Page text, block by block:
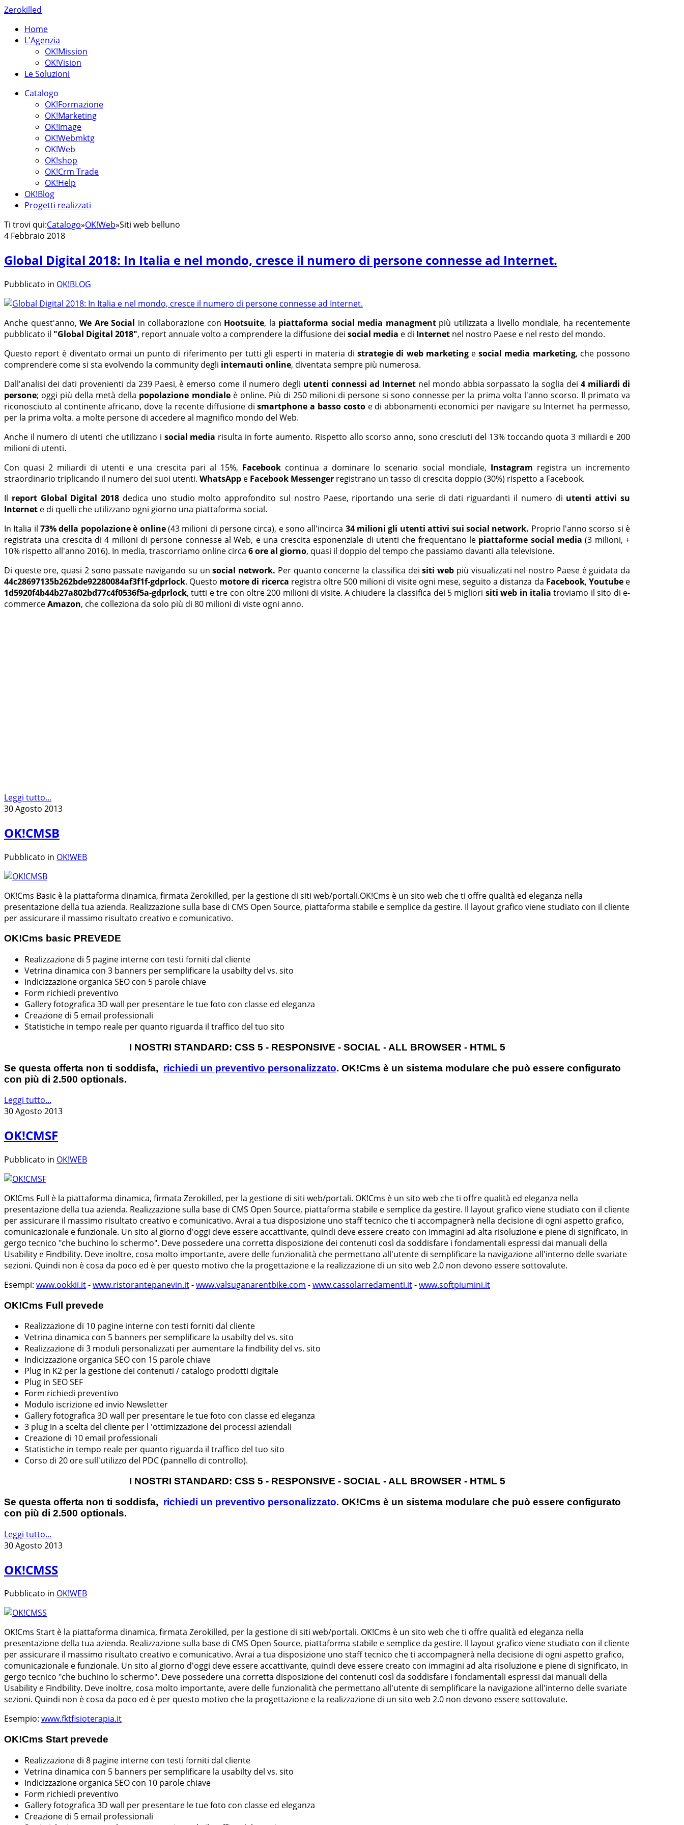
Zerokilled
Home
L'Agenzia
OK!Mission
OK!Vision
Le Soluzioni
Catalogo
OK!Formazione
OK!Marketing
OK!Image
OK!Webmktg
OK!Web
OK!shop
OK!Crm Trade
OK!Help
OK!Blog
Progetti realizzati
Ti trovi qui:Catalogo»OK!Web»Siti web belluno
4 Febbraio 2018
Global Digital 2018: In Italia e nel mondo, cresce il numero di persone connesse ad Internet.
Pubblicato in OK!BLOG
Anche quest'anno, We Are Social in collaborazione con Hootsuite, la piattaforma social media managmentpiù utilizzata a livello mondiale, ha recentemente
pubblicato il "Global Digital 2018", report annuale volto a comprendere la diffusione dei social media e di Internet nel nostro Paese e nel resto del mondo.
Questo report è diventato ormai un punto di riferimento per tutti gli esperti in materia distrategie di web marketingesocial media marketing, che possono
comprendere come si sta evolvendo la community degli internauti online, diventata sempre più numerosa.
Dall'analisi dei dati provenienti da 239 Paesi, è emerso come il numero degli utenti connessi ad Internetnel mondo abbia sorpassato la soglia dei4 miliardi di
persone; oggi più della metà della popolazione mondialeè online. Più di 250 milioni di persone si sono connesse per la prima volta l'anno scorso. Il primato va
riconosciuto al continente africano, dove la recente diffusione dismartphone a basso costoe di abbonamenti economici per navigare su Internet ha permesso,
per la prima volta. a molte persone di accedere al magnifico mondo del Web.
Anche il numero di utenti che utilizzano i social media risulta in forte aumento. Rispetto allo scorso anno, sono cresciuti del 13% toccando quota 3 miliardi e 200
milioni di utenti.
Con quasi 2 miliardi di utenti e una crescita pari al 15%, Facebook continua a dominare lo scenario social mondiale, Instagram registra un incremento
straordinario triplicando il numero dei suoi utenti. WhatsApp e Facebook Messenger registrano un tasso di crescita doppio (30%) rispetto a Facebook.
Il report Global Digital 2018 dedica uno studio molto approfondito sul nostro Paese, riportando una serie di dati riguardanti il numero di utenti attivi su
Internet e di quelli che utilizzano ogni giorno una piattaforma social.
In Italia il73% della popolazione è online(43 milioni di persone circa), e sono all'incirca 34 milioni gli utenti attivi sui social network. Proprio l'anno scorso si è
registrata una crescita di 4 milioni di persone connesse al Web, e una crescita esponenziale di utenti che frequentano le piattaforme social media (3 milioni, +
10% rispetto all'anno 2016). In media, trascorriamo online circa 6 ore al giorno, quasi il doppio del tempo che passiamo davanti alla televisione.
Di queste ore, quasi 2 sono passate navigando su unsocial network. Per quanto concerne la classifica deisiti web più visualizzati nel nostro Paese è guidata da
44c28697135b262bde92280084af3f1f-gdprlock. Questo motore di ricerca registra oltre 500 milioni di visite ogni mese, seguito a distanza da Facebook, Youtubee
1d5920f4b44b27a802bd77c4f0536f5a-gdprlock, tutti e tre con oltre 200 milioni di visite. A chiudere la classifica dei 5 migliori siti web in italia troviamo il sito di e-
commerceAmazon, che colleziona da solo più di 80 milioni di viste ogni anno.
Leggi tutto...
30 Agosto 2013
OK!CMSB
Pubblicato in OK!WEB
OK!Cms Basic è la piattaforma dinamica, firmata Zerokilled, per la gestione di siti web/portali.OK!Cms è un sito web che ti offre qualità ed eleganza nella
presentazione della tua azienda. Realizzazione sulla base di CMS Open Source, piattaforma stabile e semplice da gestire. Il layout grafico viene studiato con il cliente
per assicurare il massimo risultato creativo e comunicativo.
OK!Cms basic PREVEDE
Realizzazione di 5 pagine interne con testi forniti dal cliente
Vetrina dinamica con 3 banners per semplificare la usabilty del vs. sito
Indicizzazione organica SEO con 5 parole chiave
Form richiedi preventivo
Gallery fotografica 3D wall per presentare le tue foto con classe ed eleganza
Creazione di 5 email professionali
Statistiche in tempo reale per quanto riguarda il traffico del tuo sito
I NOSTRI STANDARD: CSS 5 - RESPONSIVE - SOCIAL - ALL BROWSER - HTML 5
Se questa offerta non ti soddisfa, richiedi un preventivo personalizzato. OK!Cms è un sistema modulare che può essere configurato
con più di 2.500 optionals.
Leggi tutto...
30 Agosto 2013
OK!CMSF
Pubblicato in OK!WEB
OK!Cms Full è la piattaforma dinamica, firmata Zerokilled, per la gestione di siti web/portali. OK!Cms è un sito web che ti offre qualità ed eleganza nella
presentazione della tua azienda. Realizzazione sulla base di CMS Open Source, piattaforma stabile e semplice da gestire. Il layout grafico viene studiato con il cliente
per assicurare il massimo risultato creativo e comunicativo. Avrai a tua disposizione uno staff tecnico che ti accompagnerà nella decisione di ogni aspetto grafico,
comunicazionale e funzionale. Un sito al giorno d'oggi deve essere accattivante, quindi deve essere creato con immagini ad alta risoluzione e piene di significato, in
gergo tecnico "che buchino lo schermo". Deve possedere una corretta disposizione dei contenuti così da soddisfare i fondamentali espressi dai manuali della
Usability e Findbility. Deve inoltre, cosa molto importante, avere delle funzionalità che permettano all'utente di semplificare la navigazione all'interno delle svariate
sezioni. Quindi non è cosa da poco ed è per questo motivo che la progettazione e la realizzazione di un sito web 2.0 non devono essere sottovalute.
Esempi: www.ookkii.it-www.ristorantepanevin.it-www.valsuganarentbike.com -www.cassolarredamenti.it-www.softpiumini.it
OK!Cms Full prevede
Realizzazione di 10 pagine interne con testi forniti dal cliente
Vetrina dinamica con 5 banners per semplificare la usabilty del vs. sito
Realizzazione di 3 moduli personalizzati per aumentare la findbility del vs. sito
Indicizzazione organica SEO con 15 parole chiave
Plug in K2 per la gestione dei contenuti / catalogo prodotti digitale
Plug in SEO SEF
Form richiedi preventivo
Modulo iscrizione ed invio Newsletter
Gallery fotografica 3D wall per presentare le tue foto con classe ed eleganza
3 plug in a scelta del cliente per l 'ottimizzazione dei processi aziendali
Creazione di 10 email professionali
Statistiche in tempo reale per quanto riguarda il traffico del tuo sito
Corso di 20 ore sull'utilizzo del PDC (pannello di controllo).
I NOSTRI STANDARD: CSS 5 - RESPONSIVE - SOCIAL - ALL BROWSER - HTML 5
Se questa offerta non ti soddisfa, richiedi un preventivo personalizzato. OK!Cms è un sistema modulare che può essere configurato
con più di 2.500 optionals.
Leggi tutto...
30 Agosto 2013
OK!CMSS
Pubblicato in OK!WEB
OK!Cms Start è la piattaforma dinamica, firmata Zerokilled, per la gestione di siti web/portali. OK!Cms è un sito web che ti offre qualità ed eleganza nella
presentazione della tua azienda. Realizzazione sulla base di CMS Open Source, piattaforma stabile e semplice da gestire. Il layout grafico viene studiato con il cliente
per assicurare il massimo risultato creativo e comunicativo. Avrai a tua disposizione uno staff tecnico che ti accompagnerà nella decisione di ogni aspetto grafico,
comunicazionale e funzionale. Un sito al giorno d'oggi deve essere accattivante, quindi deve essere creato con immagini ad alta risoluzione e piene di significato, in
gergo tecnico "che buchino lo schermo". Deve possedere una corretta disposizione dei contenuti così da soddisfare i fondamentali espressi dai manuali della
Usability e Findbility. Deve inoltre, cosa molto importante, avere delle funzionalità che permettano all'utente di semplificare la navigazione all'interno delle svariate
sezioni. Quindi non è cosa da poco ed è per questo motivo che la progettazione e la realizzazione di un sito web 2.0 non devono essere sottovalute.
Esempio: www.fktfisioterapia.it
OK!Cms Start prevede
Realizzazione di 8 pagine interne con testi forniti dal cliente
Vetrina dinamica con 5 banners per semplificare la usabilty del vs. sito
Indicizzazione organica SEO con 10 parole chiave
Form richiedi preventivo
Gallery fotografica 3D wall per presentare le tue foto con classe ed eleganza
Creazione di 5 email professionali